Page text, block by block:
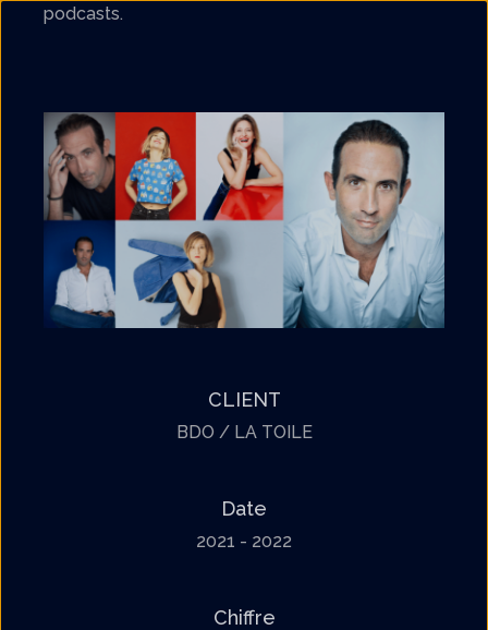
podcasts.
CLIENT
BDO / LA TOILE
Date
2021 - 2022
Chiffre